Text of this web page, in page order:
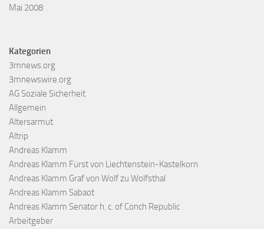
Mai 2008
Kategorien
3mnews.org
3mnewswire.org
AG Soziale Sicherheit
Allgemein
Altersarmut
Altrip
Andreas Klamm
Andreas Klamm Fürst von Liechtenstein-Kastelkorn
Andreas Klamm Graf von Wolf zu Wolfsthal
Andreas Klamm Sabaot
Andreas Klamm Senator h. c. of Conch Republic
Arbeitgeber